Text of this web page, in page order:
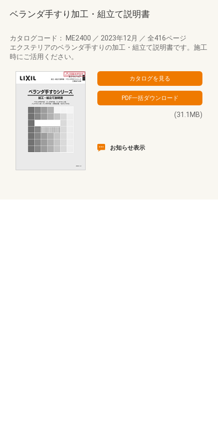
ベランダ手すり加工・組立て説明書
カタログコード： ME2400 ／ 2023年12月 ／ 全416ページ
エクステリアのベランダ手すりの加工・組立て説明書です。施工
時にご活用ください。
(31.1MB)
お知らせ表示